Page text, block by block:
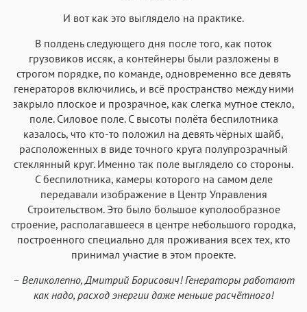
И вот как это выглядело на практике.
В полдень следующего дня после того, как поток
грузовиков иссяк, а контейнеры были разложены в
строгом порядке, по команде, одновременно все девять
генераторов включились, и всё пространство между ними
закрыло плоское и прозрачное, как слегка мутное стекло,
поле. Силовое поле. С высоты полёта беспилотника
казалось, что кто-то положил на девять чёрных шайб,
расположенных в виде точного круга полупрозрачный
стеклянный круг. Именно так поле выглядело со стороны.
С беспилотника, камеры которого на самом деле
передавали изображение в Центр Управления
Строительством. Это было большое куполообразное
строение, располагавшееся в центре небольшого городка,
построенного специально для проживания всех тех, кто
принимал участие в этом проекте.
– Великолепно, Дмитрий Борисович! Генераторы работают
как надо, расход энергии даже меньше расчётного!